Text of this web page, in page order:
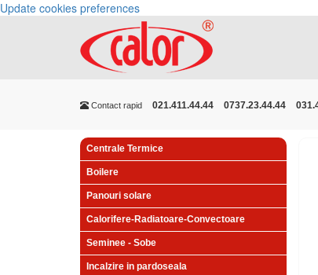
Update cookies preferences
Contact rapid 021.411.44.44 0737.23.44.44
Centrale Termice
Boilere
Panouri solare
Calorifere-Radiatoare-Convectoare
Seminee - Sobe
Incalzire in pardoseala